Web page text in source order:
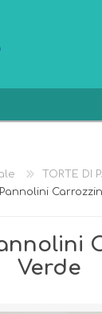
TORTE DI
Verde